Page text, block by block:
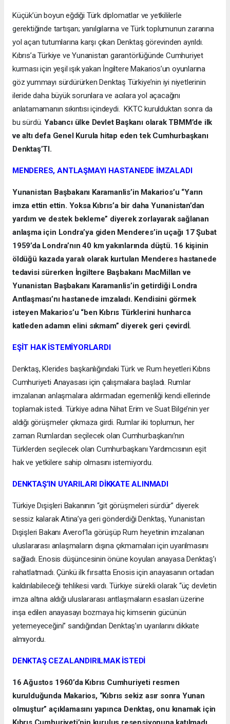
Küçük’ün boyun eğdiği Türk diplomatlar ve yetkililerle
gerektiğinde tartışan; yanılgılarına ve Türk toplumunun zararına
yol açan tutumlarına karşı çıkan Denktaş görevinden ayrıldı.
Kıbrıs’a Türkiye ve Yunanistan garantörlüğünde Cumhuriyet
kurması için yeşil ışık yakan İngiltere Makarios’un oyunlarına
göz yummayı sürdürürken Denktaş Türkiye’nin iyi niyetlerinin
ileride daha büyük sorunlara ve acılara yol açacağını
anlatamamanın sıkıntısı içindeydi. KKTC kurulduktan sonra da
bu sürdü.Yabancı ülke Devlet Başkanı olarak TBMM’de ilk
ve altı defa Genel Kurula hitap eden tek Cumhurbaşkanı
Denktaş’TI.
MENDERES, ANTLAŞMAYI HASTANEDE İMZALADI
Yunanistan Başbakanı Karamanlis’in Makarios’u “Yarın
imza ettin ettin. Yoksa Kıbrıs’a bir daha Yunanistan’dan
yardım ve destek bekleme” diyerek zorlayarak sağlanan
anlaşma için Londra’ya giden Menderes’in uçağı 17 Şubat
1959’da Londra’nın 40 km yakınlarında düştü. 16 kişinin
öldüğü kazada yaralı olarak kurtulan Menderes hastanede
tedavisi sürerken İngiltere Başbakanı MacMillan ve
Yunanistan Başbakanı Karamanlis’in getirdiği Londra
Antlaşması’nı hastanede imzaladı. Kendisini görmek
isteyen Makarios’u “ben Kıbrıs Türklerini hunharca
katleden adamın elini sıkmam” diyerek geri çevirdİ.
EŞİT HAK İSTEMİYORLARDI
Denktaş, Klerides başkanlığındaki Türk ve Rum heyetleri Kıbrıs
Cumhuriyeti Anayasası için çalışmalara başladı. Rumlar
imzalanan anlaşmalara aldırmadan egemenliği kendi ellerinde
toplamak istedi. Türkiye adına Nihat Erim ve Suat Bilge’nin yer
aldığı görüşmeler çıkmaza girdi. Rumlar iki toplumun, her
zaman Rumlardan seçilecek olan Cumhurbaşkanı’nın
Türklerden seçilecek olan Cumhurbaşkanı Yardımcısının eşit
hak ve yetkilere sahip olmasını istemiyordu.
DENKTAŞ’IN UYARILARI DİKKATE ALINMADI
Türkiye Dışişleri Bakanının “git görüşmeleri sürdür” diyerek
sessiz kalarak Atina’ya geri gönderdiği Denktaş, Yunanistan
Dışişleri Bakanı Averof’la görüşüp Rum heyetinin imzalanan
uluslararası anlaşmaların dışına çıkmamaları için uyarılmasını
sağladı. Enosis düşüncesinin önüne koyulan anayasa Denktaş’ı
rahatlatmadı. Çünkü ilk fırsatta Enosis için anayasanın ortadan
kaldırılabileceği tehlikesi vardı. Türkiye sürekli olarak “üç devletin
imza altına aldığı uluslararası antlaşmaların esasları üzerine
inşa edilen anayasayı bozmaya hiç kimsenin gücünün
yetemeyeceğini” sandığından Denktaş’ın uyarılarını dikkate
almıyordu.
DENKTAŞ CEZALANDIRILMAK İSTEDİ
16 Ağustos 1960’da Kıbrıs Cumhuriyeti resmen
kurulduğunda Makarios, “Kıbrıs sekiz asır sonra Yunan
olmuştur” açıklamasını yapınca Denktaş, onu kınamak için